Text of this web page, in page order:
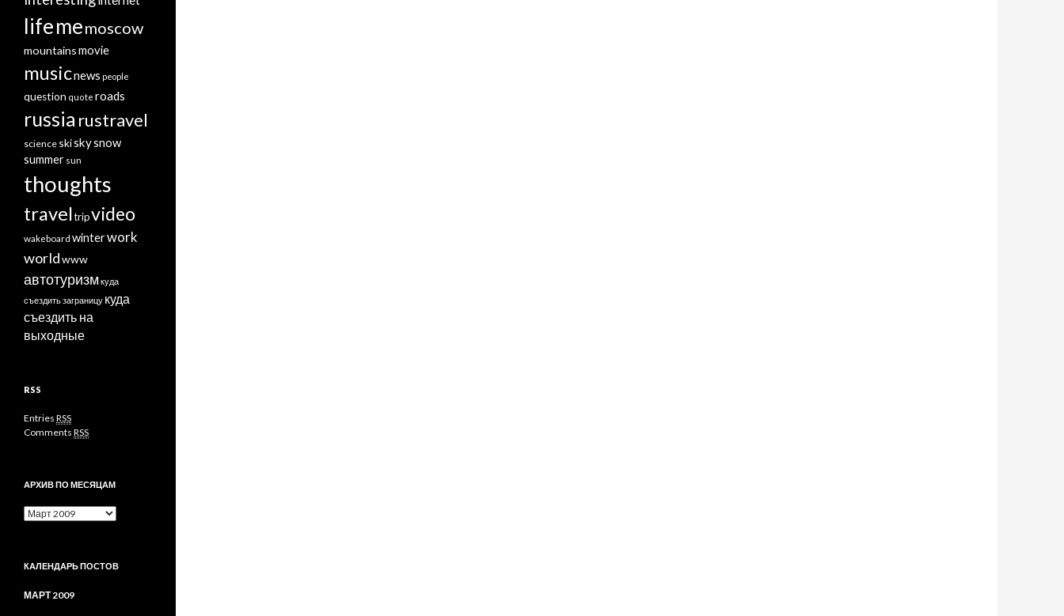
lifememoscow
mountainsmovie
musicnews people
question quote roads
russia rustravel
science skiskysnow
summer sun
thoughts
traveltripvideo
wakeboard winterwork
worldwww
автотуризмкуда
съездить заграницу куда
съездить на
выходные
RSS
Entries RSS
Comments RSS
АРХИВ ПО МЕСЯЦАМ
Архив
КАЛЕНДАРЬ ПОСТОВ
МАРТ 2009